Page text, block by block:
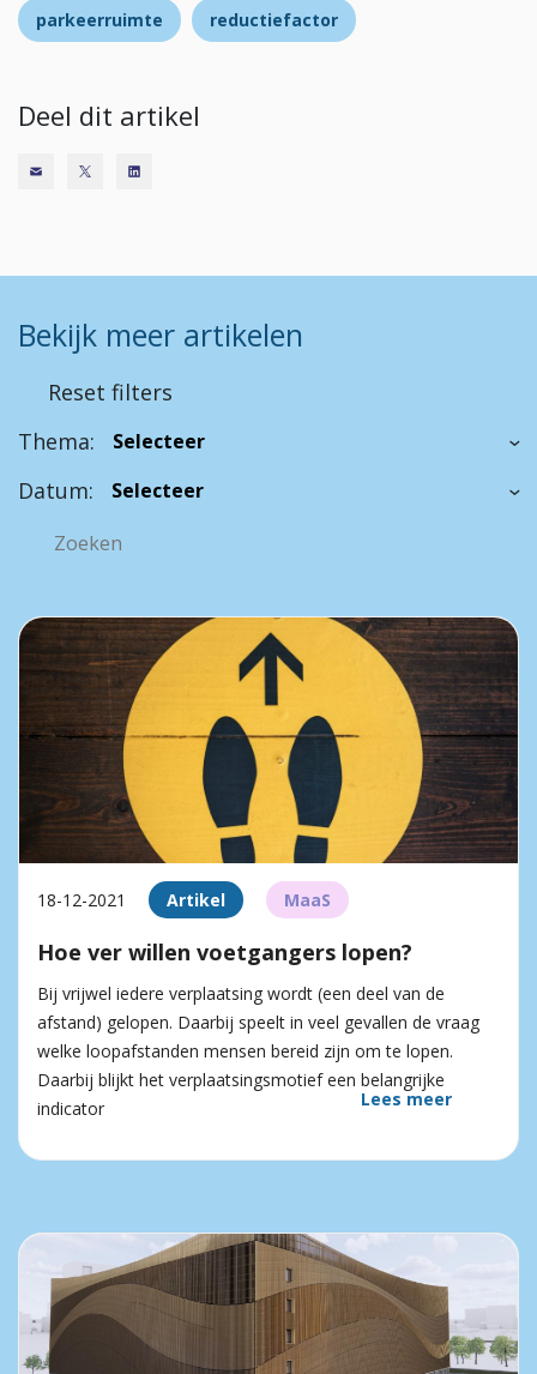
parkeerruimte reductiefactor
Deel dit artikel
Bekijk meer artikelen
Reset filters
Thema:
Datum:
18-12-2021 Artikel MaaS
Hoe ver willen voetgangers lopen?
Bij vrijwel iedere verplaatsing wordt (een deel van de
afstand) gelopen. Daarbij speelt in veel gevallen de vraag
welke loopafstanden mensen bereid zijn om te lopen.
Daarbij blijkt het verplaatsingsmotief een belangrijke
indicator
Lees meer